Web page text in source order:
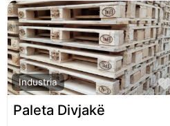
Industria
Paleta Divjakë